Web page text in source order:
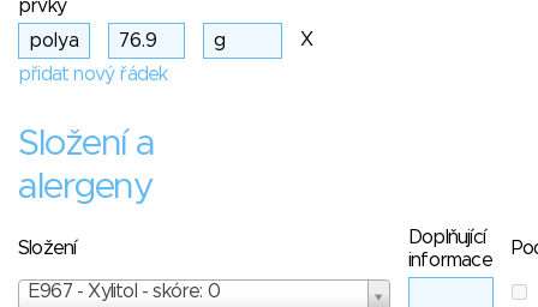
prvky
X
přidat nový řádek
Složení a
alergeny
Složení
Doplňující
informace
E967 - Xylitol - skóre: 0